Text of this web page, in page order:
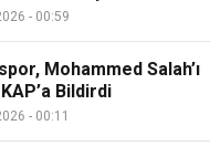
- 00:59
Mohammed Salah’ı
Bildirdi
- 00:11